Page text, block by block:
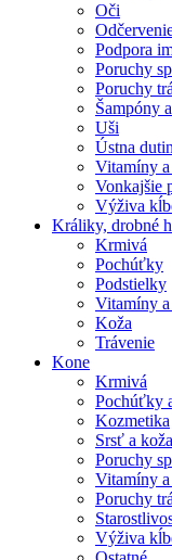
Oči
Podpora
Poruchy
Poruchy
Šampóny
Uši
Ústna
Vitamíny
Vonkajšie
Výživa
Králiky, drobné
Krmivá
Pochúťky
Podstielky
Vitamíny
Koža
Trávenie
Kone
Krmivá
Pochúťky
Kozmetika
Srsť a koža
Poruchy
Vitamíny
Poruchy
Výživa